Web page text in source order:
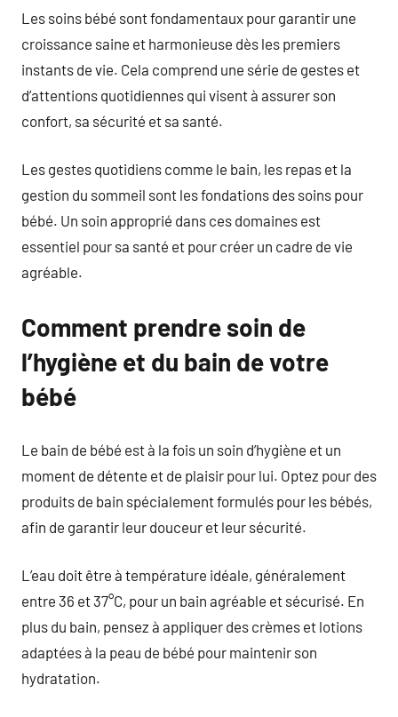
Les soins bébé sont fondamentaux pour garantir une
croissance saine et harmonieuse dès les premiers
instants de vie. Cela comprend une série de gestes et
d’attentions quotidiennes qui visent à assurer son
confort, sa sécurité et sa santé.
Les gestes quotidiens comme le bain, les repas et la
gestion du sommeil sont les fondations des soins pour
bébé. Un soin approprié dans ces domaines est
essentiel pour sa santé et pour créer un cadre de vie
agréable.
Comment prendre soin de
l’hygiène et du bain de votre
bébé
Le bain de bébé est à la fois un soin d’hygiène et un
moment de détente et de plaisir pour lui. Optez pour des
produits de bain spécialement formulés pour les bébés,
afin de garantir leur douceur et leur sécurité.
L’eau doit être à température idéale, généralement
entre 36 et 37°C, pour un bain agréable et sécurisé. En
plus du bain, pensez à appliquer des crèmes et lotions
adaptées à la peau de bébé pour maintenir son
hydratation.